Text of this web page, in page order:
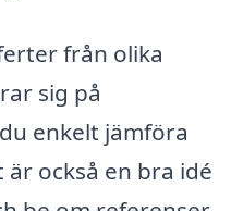
från olika
sig på
enkelt jämföra
också en bra idé